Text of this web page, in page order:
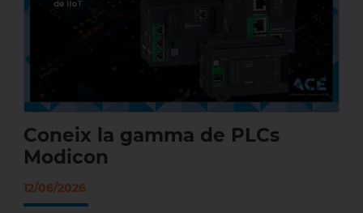
Coneix la gamma de PLCs
Modicon
12/06/2026